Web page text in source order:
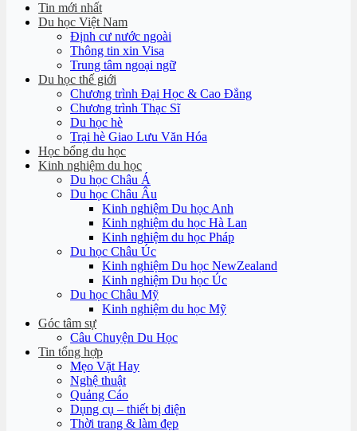
Tin mới nhất
Du học Việt Nam
Định cư nước ngoài
Thông tin xin Visa
Trung tâm ngoại ngữ
Du học thế giới
Chương trình Đại Học & Cao Đẳng
Chương trình Thạc Sĩ
Du học hè
Trại hè Giao Lưu Văn Hóa
Học bổng du học
Kinh nghiệm du học
Du học Châu Á
Du học Châu Âu
Kinh nghiệm Du học Anh
Kinh nghiệm du học Hà Lan
Kinh nghiệm du học Pháp
Du học Châu Úc
Kinh nghiệm Du học NewZealand
Kinh nghiệm Du học Úc
Du học Châu Mỹ
Kinh nghiệm du học Mỹ
Góc tâm sự
Câu Chuyện Du Học
Tin tổng hợp
Mẹo Vặt Hay
Nghệ thuật
Quảng Cáo
Dụng cụ – thiết bị điện
Thời trang & làm đẹp